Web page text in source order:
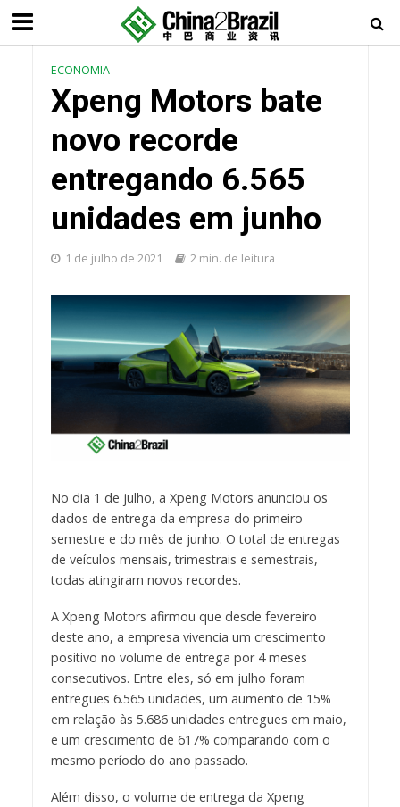
ECONOMIA
Xpeng Motors bate
novo recorde
entregando 6.565
unidades em junho
1 de julho de 2021 2 min. de leitura
No dia 1 de julho, a Xpeng Motors anunciou os
dados de entrega da empresa do primeiro
semestre e do mês de junho. O total de entregas
de veículos mensais, trimestrais e semestrais,
todas atingiram novos recordes.
A Xpeng Motors afirmou que desde fevereiro
deste ano, a empresa vivencia um crescimento
positivo no volume de entrega por 4 meses
consecutivos. Entre eles, só em julho foram
entregues 6.565 unidades, um aumento de 15%
em relação às 5.686 unidades entregues em maio,
e um crescimento de 617% comparando com o
mesmo período do ano passado.
Além disso, o volume de entrega da Xpeng